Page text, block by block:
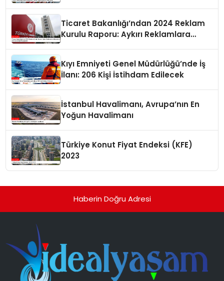
Ticaret Bakanlığı’ndan 2024 Reklam
Kurulu Raporu: Aykırı Reklamlara
Kıyı Emniyeti Genel Müdürlüğü’nde İş
İlanı: 206 Kişi İstihdam Edilecek
İstanbul Havalimanı, Avrupa’nın En
Yoğun Havalimanı
Türkiye Konut Fiyat Endeksi (KFE)
2023
Haberin Doğru Adresi